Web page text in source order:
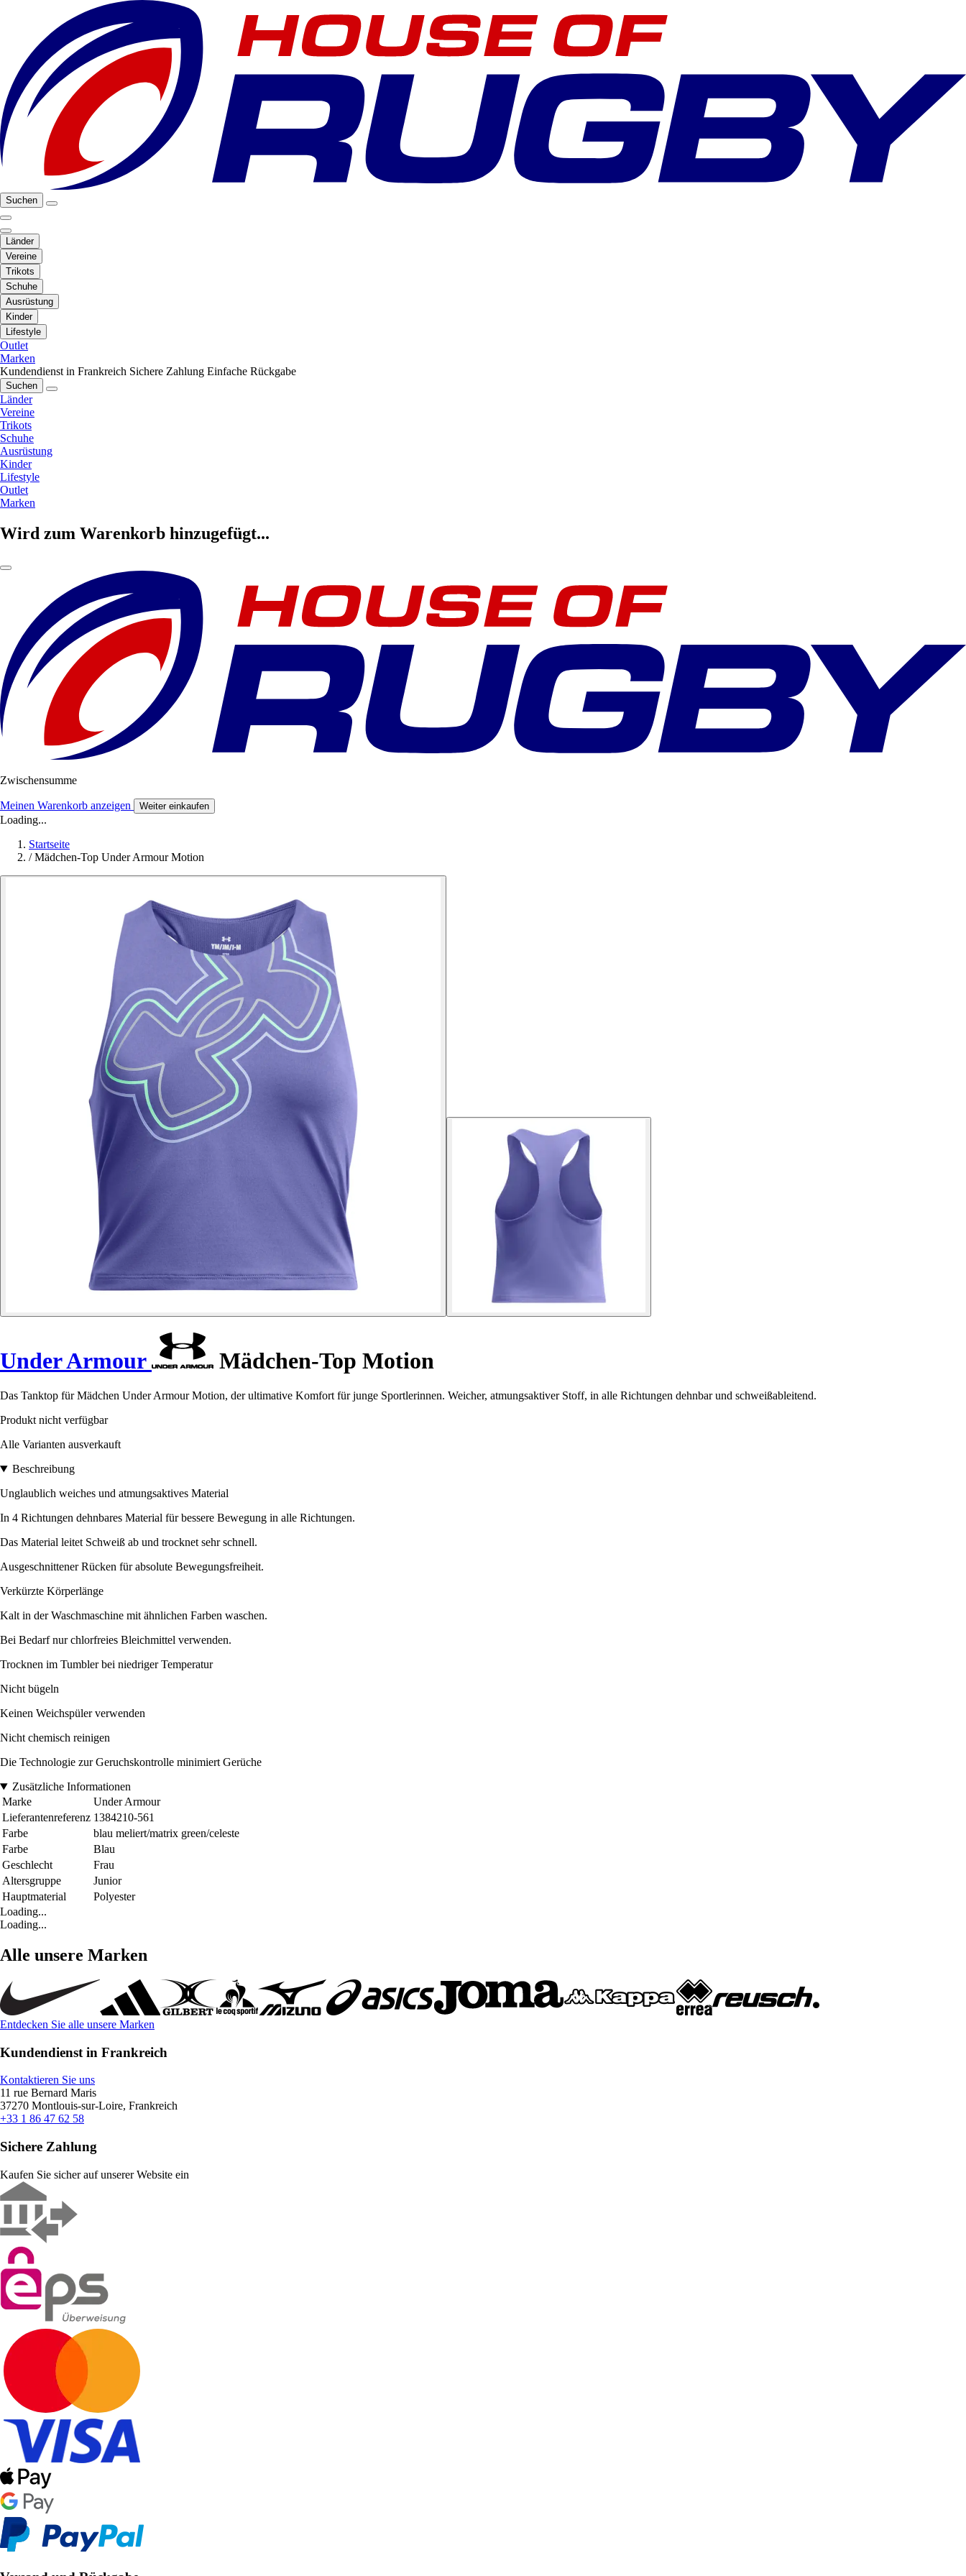
Suchen
Länder
Vereine
Trikots
Schuhe
Ausrüstung
Kinder
Lifestyle
Outlet
Marken
Kundendienst in Frankreich Sichere Zahlung Einfache Rückgabe
Suchen
Länder
Vereine
Trikots
Schuhe
Ausrüstung
Kinder
Lifestyle
Outlet
Marken
Wird zum Warenkorb hinzugefügt...
Zwischensumme
Meinen Warenkorb anzeigen Weiter einkaufen
Loading...
Startseite
/ Mädchen-Top Under Armour Motion
Under Armour Mädchen-Top Motion
Das Tanktop für Mädchen Under Armour Motion, der ultimative Komfort für junge Sportlerinnen. Weicher, atmungsaktiver Stoff, in alle Richtungen dehnbar und schweißableitend.
Produkt nicht verfügbar
Alle Varianten ausverkauft
Beschreibung
Unglaublich weiches und atmungsaktives Material
In 4 Richtungen dehnbares Material für bessere Bewegung in alle Richtungen.
Das Material leitet Schweiß ab und trocknet sehr schnell.
Ausgeschnittener Rücken für absolute Bewegungsfreiheit.
Verkürzte Körperlänge
Kalt in der Waschmaschine mit ähnlichen Farben waschen.
Bei Bedarf nur chlorfreies Bleichmittel verwenden.
Trocknen im Tumbler bei niedriger Temperatur
Nicht bügeln
Keinen Weichspüler verwenden
Nicht chemisch reinigen
Die Technologie zur Geruchskontrolle minimiert Gerüche
Zusätzliche Informationen
Marke
Under Armour
Lieferantenreferenz 1384210-561
Farbe
blau meliert/matrix green/celeste
Farbe
Blau
Geschlecht
Frau
Altersgruppe
Junior
Hauptmaterial
Polyester
Loading...
Loading...
Alle unsere Marken
Entdecken Sie alle unsere Marken
Kundendienst in Frankreich
Kontaktieren Sie uns
11 rue Bernard Maris
37270 Montlouis-sur-Loire, Frankreich
+33 1 86 47 62 58
Sichere Zahlung
Kaufen Sie sicher auf unserer Website ein